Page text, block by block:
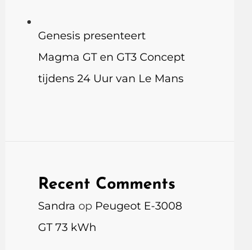
Genesis presenteert
Magma GT en GT3 Concept
tijdens 24 Uur van Le Mans
Recent Comments
Sandra op Peugeot E-3008
GT 73 kWh